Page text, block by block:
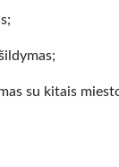
su kitais